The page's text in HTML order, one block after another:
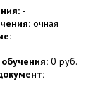
-
очная
0 руб.